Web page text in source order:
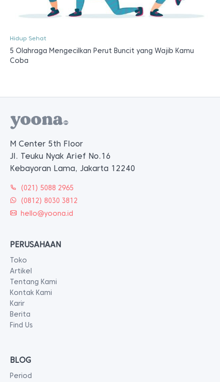
Hidup Sehat
5 Olahraga Mengecilkan Perut Buncit yang Wajib Kamu
Coba
M Center 5th Floor
Jl. Teuku Nyak Arief No.16
Kebayoran Lama, Jakarta 12240
(021) 5088 2965
(0812) 8030 3812
hello@yoona.id
PERUSAHAAN
Toko
Artikel
Tentang Kami
Kontak Kami
Karir
Berita
Find Us
BLOG
Period